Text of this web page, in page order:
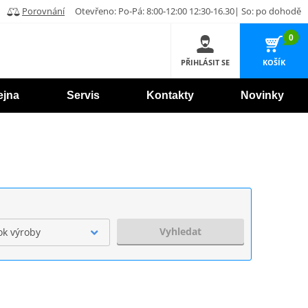
Porovnání Otevřeno: Po-Pá: 8:00-12:00 12:30-16.30| So: po dohodě
PŘIHLÁSIT SE
0
KOŠÍK
Servis Kontakty Novinky
výroby Vyhledat